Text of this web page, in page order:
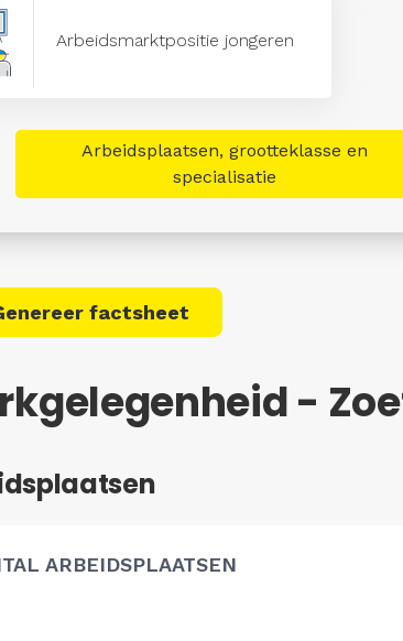
Arbeidsmarktpositie jongeren
Arbeidsplaatsen, grootteklasse en
specialisatie
factsheet
-
ARBEIDSPLAATSEN